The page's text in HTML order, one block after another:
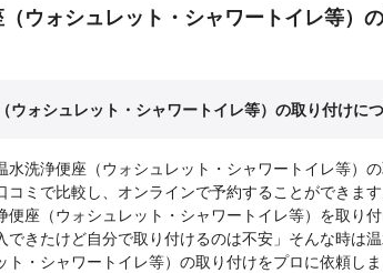
ウォシュレット・シャワートイレ等）
ウォシュレット・シャワートイレ等）の取り付けに
水洗浄便座（ウォシュレット・シャワートイレ等）
コミで比較し、オンラインで予約することができます
便座（ウォシュレット・シャワートイレ等）を取り
できたけど自分で取り付けるのは不安」そんな時は
ト・シャワートイレ等）の取り付けをプロに依頼しま